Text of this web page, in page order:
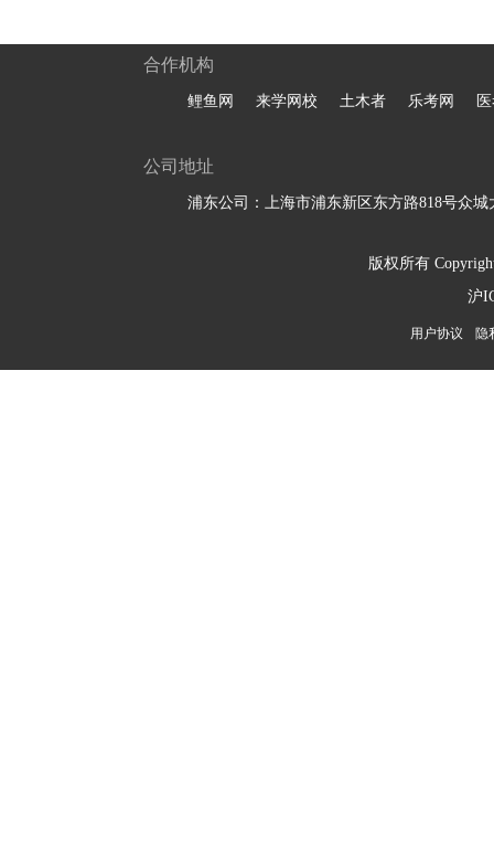
合作机构
鲤鱼网 来学网校 土木者 乐考网
公司地址
浦东公司：上海市浦东新区东方路818号众城
版权所有
沪
用户协议 隐